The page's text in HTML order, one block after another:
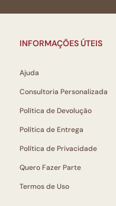
INFORMAÇÕES ÚTEIS
Ajuda
Consultoria Personalizada
Política de Devolução
Política de Entrega
Política de Privacidade
Quero Fazer Parte
Termos de Uso